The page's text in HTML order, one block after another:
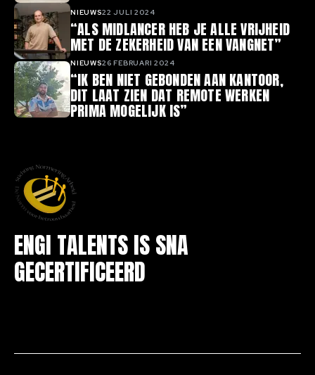
“ALS MIDLANCER HEB JE ALLE VRIJHEID
MET DE ZEKERHEID VAN EEN VANGNET”
NIEUWS22 JULI 2024
“IK BEN NIET GEBONDEN AAN KANTOOR,
DIT LAAT ZIEN DAT REMOTE WERKEN
PRIMA MOGELIJK IS”
NIEUWS26 FEBRUARI 2024
ENGI TALENTS IS SNA
GECERTIFICEERD